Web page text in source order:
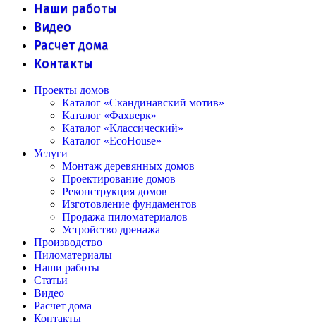
Наши работы
Видео
Расчет дома
Контакты
Проекты домов
Каталог «Скандинавский мотив»
Каталог «Фахверк»
Каталог «Классический»
Каталог «EcoHouse»
Услуги
Монтаж деревянных домов
Проектирование домов
Реконструкция домов
Изготовление фундаментов
Продажа пиломатериалов
Устройство дренажа
Производство
Пиломатериалы
Наши работы
Статьи
Видео
Расчет дома
Контакты